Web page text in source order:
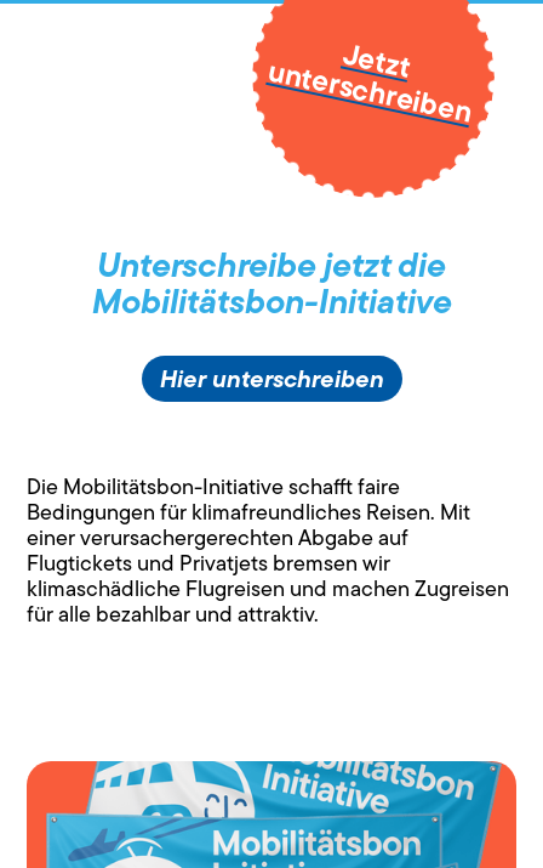
Jetzt
unterschreiben
Unterschreibe jetzt die
Mobilitätsbon-Initiative
Hier unterschreiben
Die Mobilitätsbon-Initiative schafft faire
Bedingungen für klimafreundliches Reisen. Mit
einer verursachergerechten Abgabe auf
Flugtickets und Privatjets bremsen wir
klimaschädliche Flugreisen und machen Zugreisen
für alle bezahlbar und attraktiv.